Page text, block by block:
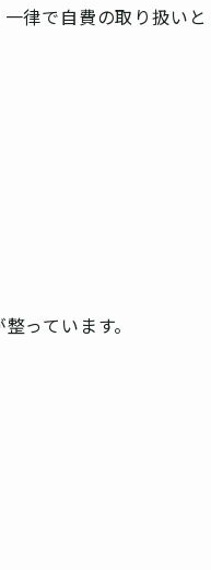
律で自費の取り扱いと
っています。